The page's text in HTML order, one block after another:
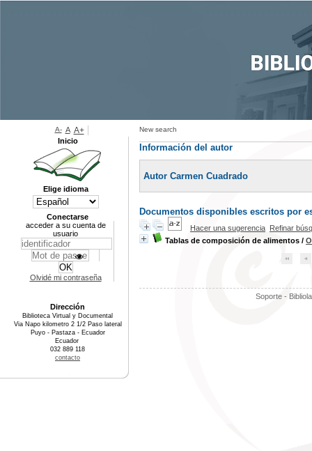
New search
Información del autor
Autor Carmen Cuadrado
Documentos disponibles escritos por
Hacer una sugerencia Refinar
Tablas de composición de alimentos /
Soporte -
A- A A+
Inicio
Elige idioma
Conectarse
acceder a su cuenta de
usuario
Olvidé mi contraseña
Dirección
Biblioteca Virtual y Documental
Via Napo kilometro 2 1/2 Paso lateral
Puyo - Pastaza - Ecuador
Ecuador
032 889 118
contacto